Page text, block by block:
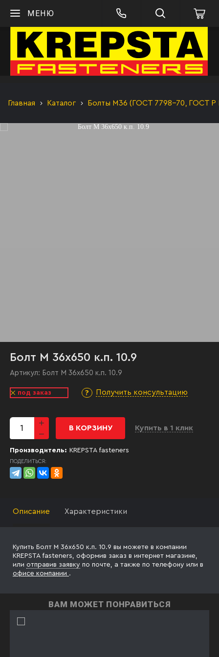
МЕНЮ
Главная Каталог Болты М36 (ГОСТ 7798-70, ГОСТ Р
Болт М 36х650 к.п. 10.9
Артикул: Болт М 36х650 к.п. 10.9
под заказ Получить консультацию
В КОРЗИНУ Купить в 1 клик
Производитель: KREPSTA fasteners
ПОДЕЛИТЬСЯ:
Описание Характеристики
Купить Болт М 36х650 к.п. 10.9 вы можете в компании
KREPSTA fasteners, оформив заказ в интернет магазине,
или отправив заявку по почте, а также по телефону или в
офисе компании .
ВАМ МОЖЕТ ПОНРАВИТЬСЯ